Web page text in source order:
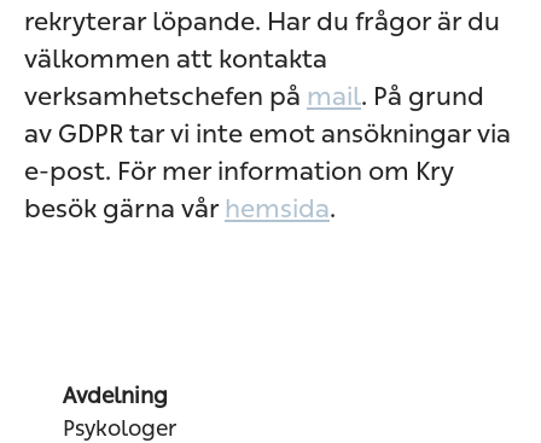
rekryterar löpande. Har du frågor är du
välkommen att kontakta
verksamhetschefen på mail. På grund
av GDPR tar vi inte emot ansökningar via
e-post. För mer information om Kry
besök gärna vår hemsida.
Avdelning
Psykologer